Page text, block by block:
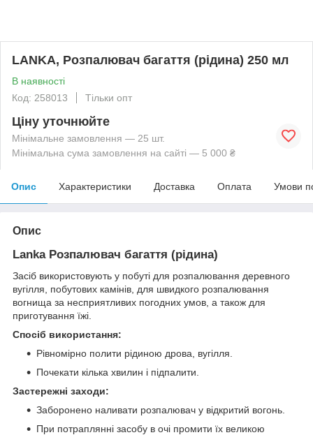
LANKA, Розпалювач багаття (рідина) 250 мл
В наявності
Код: 258013
Тільки опт
Ціну уточнюйте
Мінімальне замовлення — 25 шт.
Мінімальна сума замовлення на сайті — 5 000 ₴
Опис Характеристики Доставка Оплата Умови
Опис
Lanka Розпалювач багаття (рідина)
Засіб використовують у побуті для розпалювання деревного
вугілля, побутових камінів, для швидкого розпалювання
вогнища за несприятливих погодних умов, а також для
приготування їжі.
Спосіб використання:
Рівномірно полити рідиною дрова, вугілля.
Почекати кілька хвилин і підпалити.
Застережні заходи:
Заборонено наливати розпалювач у відкритий вогонь.
При потраплянні засобу в очі промити їх великою